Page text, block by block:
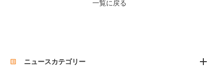
一覧に戻る
list_alt ニュースカテゴリー add